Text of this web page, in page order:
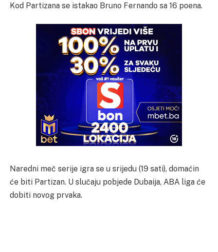
Kod Partizana se istakao Bruno Fernando sa 16 poena.
Naredni meč serije igra se u srijedu (19 sati), domaćin
će biti Partizan. U slučaju pobjede Dubaija, ABA liga će
dobiti novog prvaka.